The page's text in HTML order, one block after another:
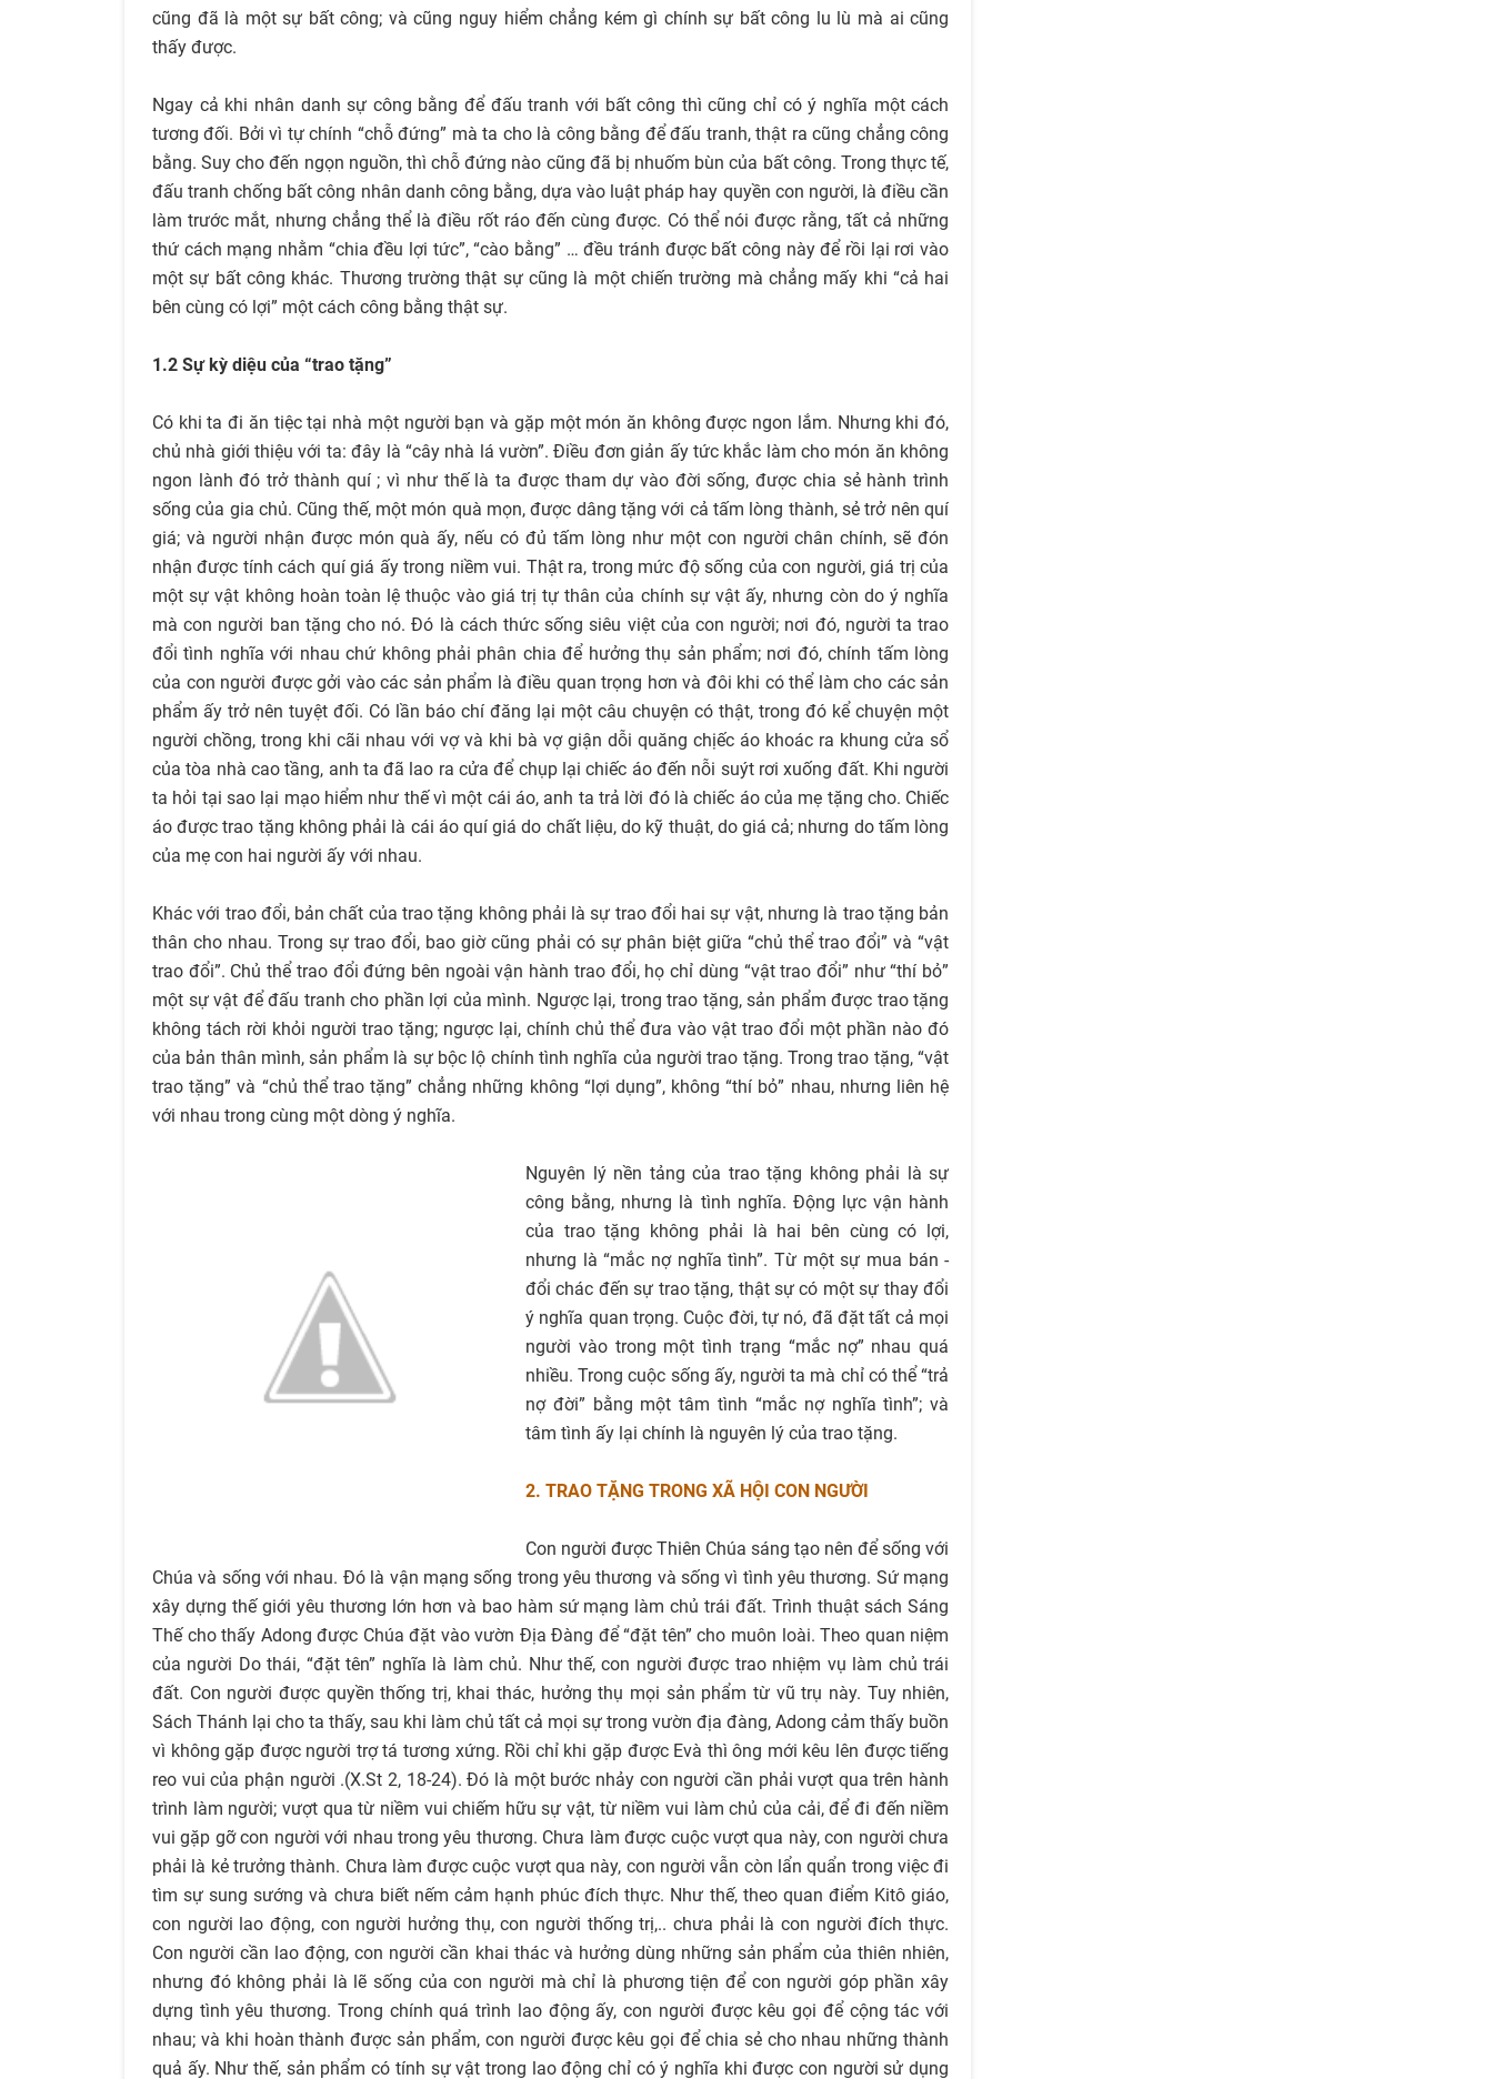
cũng đã là một sự bất công; và cũng nguy hiểm chẳng kém gì chính sự bất công lu lù mà ai cũng
thấy được.
Ngay cả khi nhân danh sự công bằng để đấu tranh với bất công thì cũng chỉ có ý nghĩa một cách
tương đối. Bởi vì tự chính “chỗ đứng” mà ta cho là công bằng để đấu tranh, thật ra cũng chẳng công
bằng. Suy cho đến ngọn nguồn, thì chỗ đứng nào cũng đã bị nhuốm bùn của bất công. Trong thực tế,
đấu tranh chống bất công nhân danh công bằng, dựa vào luật pháp hay quyền con người, là điều cần
làm trước mắt, nhưng chẳng thể là điều rốt ráo đến cùng được. Có thể nói được rằng, tất cả những
thứ cách mạng nhằm “chia đều lợi tức”, “cào bằng” … đều tránh được bất công này để rồi lại rơi vào
một sự bất công khác. Thương trường thật sự cũng là một chiến trường mà chẳng mấy khi “cả hai
bên cùng có lợi” một cách công bằng thật sự.
1.2 Sự kỳ diệu của “trao tặng”
Có khi ta đi ăn tiệc tại nhà một người bạn và gặp một món ăn không được ngon lắm. Nhưng khi đó,
chủ nhà giới thiệu với ta: đây là “cây nhà lá vườn”. Điều đơn giản ấy tức khắc làm cho món ăn không
ngon lành đó trở thành quí ; vì như thế là ta được tham dự vào đời sống, được chia sẻ hành trình
sống của gia chủ. Cũng thế, một món quà mọn, được dâng tặng với cả tấm lòng thành, sẻ trở nên quí
giá; và người nhận được món quà ấy, nếu có đủ tấm lòng như một con người chân chính, sẽ đón
nhận được tính cách quí giá ấy trong niềm vui. Thật ra, trong mức độ sống của con người, giá trị của
một sự vật không hoàn toàn lệ thuộc vào giá trị tự thân của chính sự vật ấy, nhưng còn do ý nghĩa
mà con người ban tặng cho nó. Đó là cách thức sống siêu việt của con người; nơi đó, người ta trao
đổi tình nghĩa với nhau chứ không phải phân chia để hưởng thụ sản phẩm; nơi đó, chính tấm lòng
của con người được gởi vào các sản phẩm là điều quan trọng hơn và đôi khi có thể làm cho các sản
phẩm ấy trở nên tuyệt đối. Có lần báo chí đăng lại một câu chuyện có thật, trong đó kể chuyện một
người chồng, trong khi cãi nhau với vợ và khi bà vợ giận dỗi quăng chịếc áo khoác ra khung cửa sổ
của tòa nhà cao tầng, anh ta đã lao ra cửa để chụp lại chiếc áo đến nỗi suýt rơi xuống đất. Khi người
ta hỏi tại sao lại mạo hiểm như thế vì một cái áo, anh ta trả lời đó là chiếc áo của mẹ tặng cho. Chiếc
áo được trao tặng không phải là cái áo quí giá do chất liệu, do kỹ thuật, do giá cả; nhưng do tấm lòng
của mẹ con hai người ấy với nhau.
Khác với trao đổi, bản chất của trao tặng không phải là sự trao đổi hai sự vật, nhưng là trao tặng bản
thân cho nhau. Trong sự trao đổi, bao giờ cũng phải có sự phân biệt giữa “chủ thể trao đổi” và “vật
trao đổi”. Chủ thể trao đổi đứng bên ngoài vận hành trao đổi, họ chỉ dùng “vật trao đổi” như “thí bỏ”
một sự vật để đấu tranh cho phần lợi của mình. Ngược lại, trong trao tặng, sản phẩm được trao tặng
không tách rời khỏi người trao tặng; ngược lại, chính chủ thể đưa vào vật trao đổi một phần nào đó
của bản thân mình, sản phẩm là sự bộc lộ chính tình nghĩa của người trao tặng. Trong trao tặng, “vật
trao tặng” và “chủ thể trao tặng” chẳng những không “lợi dụng”, không “thí bỏ” nhau, nhưng liên hệ
với nhau trong cùng một dòng ý nghĩa.
Nguyên lý nền tảng của trao tặng không phải là sự
công bằng, nhưng là tình nghĩa. Động lực vận hành
của trao tặng không phải là hai bên cùng có lợi,
nhưng là “mắc nợ nghĩa tình”. Từ một sự mua bán -
đổi chác đến sự trao tặng, thật sự có một sự thay đổi
ý nghĩa quan trọng. Cuộc đời, tự nó, đã đặt tất cả mọi
người vào trong một tình trạng “mắc nợ” nhau quá
nhiều. Trong cuộc sống ấy, người ta mà chỉ có thể “trả
nợ đời” bằng một tâm tình “mắc nợ nghĩa tình”; và
tâm tình ấy lại chính là nguyên lý của trao tặng.
2. TRAO TẶNG TRONG XÃ HỘI CON NGƯỜI
Con người được Thiên Chúa sáng tạo nên để sống với
Chúa và sống với nhau. Đó là vận mạng sống trong yêu thương và sống vì tình yêu thương. Sứ mạng
xây dựng thế giới yêu thương lớn hơn và bao hàm sứ mạng làm chủ trái đất. Trình thuật sách Sáng
Thế cho thấy Adong được Chúa đặt vào vườn Địa Đàng để “đặt tên” cho muôn loài. Theo quan niệm
của người Do thái, “đặt tên” nghĩa là làm chủ. Như thế, con người được trao nhiệm vụ làm chủ trái
đất. Con người được quyền thống trị, khai thác, hưởng thụ mọi sản phẩm từ vũ trụ này. Tuy nhiên,
Sách Thánh lại cho ta thấy, sau khi làm chủ tất cả mọi sự trong vườn địa đàng, Adong cảm thấy buồn
vì không gặp được người trợ tá tương xứng. Rồi chỉ khi gặp được Evà thì ông mới kêu lên được tiếng
reo vui của phận người .(X.St 2, 18-24). Đó là một bước nhảy con người cần phải vượt qua trên hành
trình làm người; vượt qua từ niềm vui chiếm hữu sự vật, từ niềm vui làm chủ của cải, để đi đến niềm
vui gặp gỡ con người với nhau trong yêu thương. Chưa làm được cuộc vượt qua này, con người chưa
phải là kẻ trưởng thành. Chưa làm được cuộc vượt qua này, con người vẫn còn lẩn quẩn trong việc đi
tìm sự sung sướng và chưa biết nếm cảm hạnh phúc đích thực. Như thế, theo quan điểm Kitô giáo,
con người lao động, con người hưởng thụ, con người thống trị,.. chưa phải là con người đích thực.
Con người cần lao động, con người cần khai thác và hưởng dùng những sản phẩm của thiên nhiên,
nhưng đó không phải là lẽ sống của con người mà chỉ là phương tiện để con người góp phần xây
dựng tình yêu thương. Trong chính quá trình lao động ấy, con người được kêu gọi để cộng tác với
nhau; và khi hoàn thành được sản phẩm, con người được kêu gọi để chia sẻ cho nhau những thành
quả ấy. Như thế, sản phẩm có tính sự vật trong lao động chỉ có ý nghĩa khi được con người sử dụng